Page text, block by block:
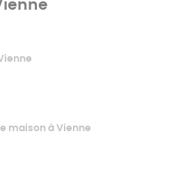
maison à Vienne